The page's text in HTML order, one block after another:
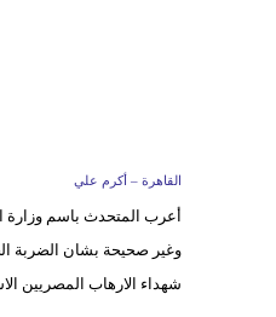
القاهرة – أكرم علي
أعرب المتحدث باسم وزارة
وغير صحيحة بشان الضربة
شهداء الارهاب المصريين